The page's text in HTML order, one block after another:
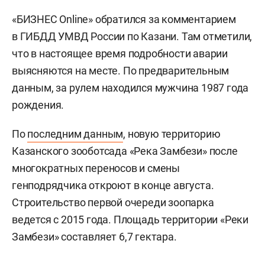
«БИЗНЕС Online» обратился за комментарием
в ГИБДД УМВД России по Казани. Там отметили,
что в настоящее время подробности аварии
выясняются на месте. По предварительным
данным, за рулем находился мужчина 1987 года
рождения.
Попоследним данным, новую территорию
Казанского зооботсада «Река Замбези» после
многократных переносов и смены
генподрядчика откроют в конце августа.
Строительство первой очереди зоопарка
ведется с 2015 года. Площадь территории «Реки
Замбези» составляет 6,7 гектара.